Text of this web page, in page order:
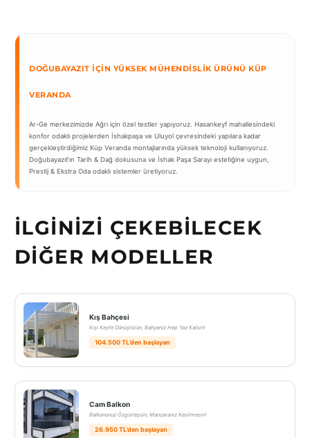
DOĞUBAYAZIT İÇIN YÜKSEK MÜHENDISLIK ÜRÜNÜ KÜP
VERANDA
Ar-Ge merkezimizde Ağrı için özel testler yapıyoruz. Hasankeyf mahallesindeki
konfor odaklı projelerden İshakpaşa ve Uluyol çevresindeki yapılara kadar
gerçekleştirdiğimiz Küp Veranda montajlarında yüksek teknoloji kullanıyoruz.
Doğubayazıt’ın Tarih & Dağ dokusuna ve İshak Paşa Sarayı estetiğine uygun,
Prestij & Ekstra Oda odaklı sistemler üretiyoruz.
İLGINIZI ÇEKEBILECEK
DIĞER MODELLER
Kış Bahçesi
Kışı Keyfe Dönüştürün, Bahçeniz Hep Yaz Kalsın!
104.500 TL’den başlayan
Cam Balkon
Balkonunuz Özgürleşsin, Manzaranız Kesilmesin!
26.950 TL’den başlayan